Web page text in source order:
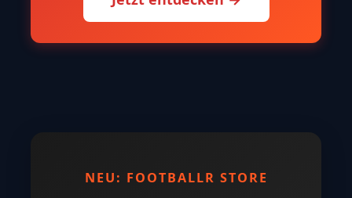
NEU: FOOTBALLR STORE